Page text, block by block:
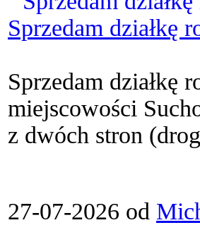
Sprzedam działkę
Sprzedam działkę
miejscowości
z dwóch stron
27-07-2026 od